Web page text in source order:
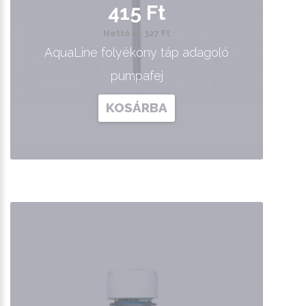
415 Ft
Nettó ár: 327 Ft
AquaLine folyékony táp adagoló
pumpafej
KOSÁRBA